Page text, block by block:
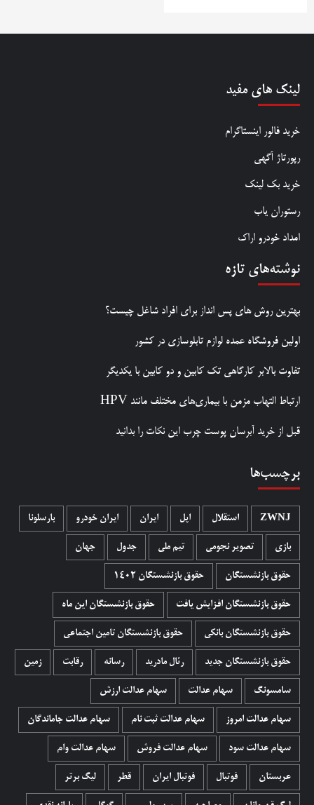
لینک های مفید
خرید فالور اینستاگرام
رپورتاژ آگهی
خرید بک لینک
رستوران یاب
امداد خودرو اراک
نوشته‌های تازه
بهترین روش‌ های پس‌ انداز برای افراد شاغل چیست؟
اولین فروشگاه عمده لوازم تابلوسازی در کشور
تفاوت بالابر کارگاهی تک کابین و دو کابین با یکدیگر
ارتباط التهاب مزمن با بیماری‌های مختلف مانند HPV
قبل از خرید آبرسان پوست چرب این نکات را بدانید
برچسب‌ها
ZWNJ استقلال اپل ایران ایران خودرو بارسلونا
بازی تصویر نجومی تیم ملی جدول جهان
حقوق بازنشستگان حقوق بازنشستگان 1402
حقوق بازنشستگان افزایش یافت حقوق بازنشستگان این ماه
حقوق بازنشستگان بانکی حقوق بازنشستگان تامین اجتماعی
حقوق بازنشستگان جدید رئال مادرید رسانه رقابت زمین
سامسونگ سهام عدالت سهام عدالت ارزش
سهام عدالت امروز سهام عدالت ثبت نام سهام عدالت جاماندگان
سهام عدالت سود سهام عدالت فروش سهام عدالت وام
عربستان فوتبال فوتبال ایران قطر لیگ برتر